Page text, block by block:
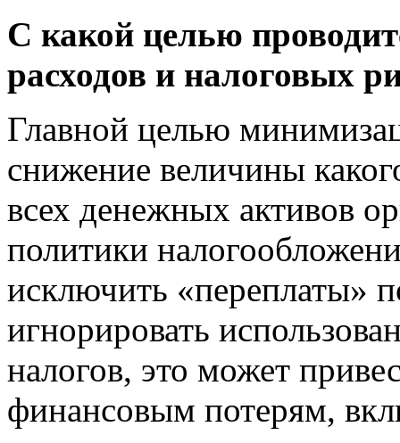
С какой целью
расходов и налоговых
Главной целью
снижение величины
всех денежных активов
политики
исключить «переплаты»
игнорировать
налогов, это может
финансовым потерям,